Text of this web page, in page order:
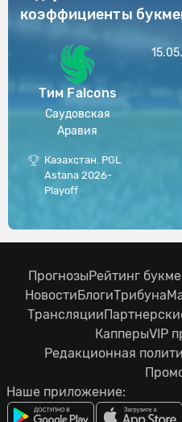
коэффициенты
Тим Falcons
Саудовская
Аравия
Казахстан. PGL
Astana 2026-
Playoff
ПрогнозыРейтинг
НовостиБлогиТрибуна
Трансляции
КапперыVIP
Редакционная
Наше приложение: